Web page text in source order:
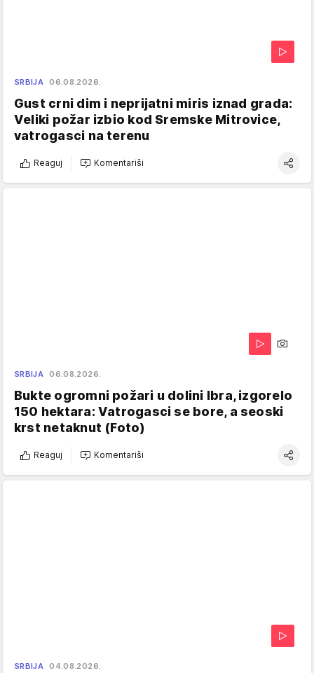
SRBIJA 06.08.2026.
Gust crni dim i neprijatni miris iznad grada:
Veliki požar izbio kod Sremske Mitrovice,
vatrogasci na terenu
Reaguj Komentariši
SRBIJA 06.08.2026.
Bukte ogromni požari u dolini Ibra, izgorelo
150 hektara: Vatrogasci se bore, a seoski
krst netaknut (Foto)
Reaguj Komentariši
SRBIJA 04.08.2026.